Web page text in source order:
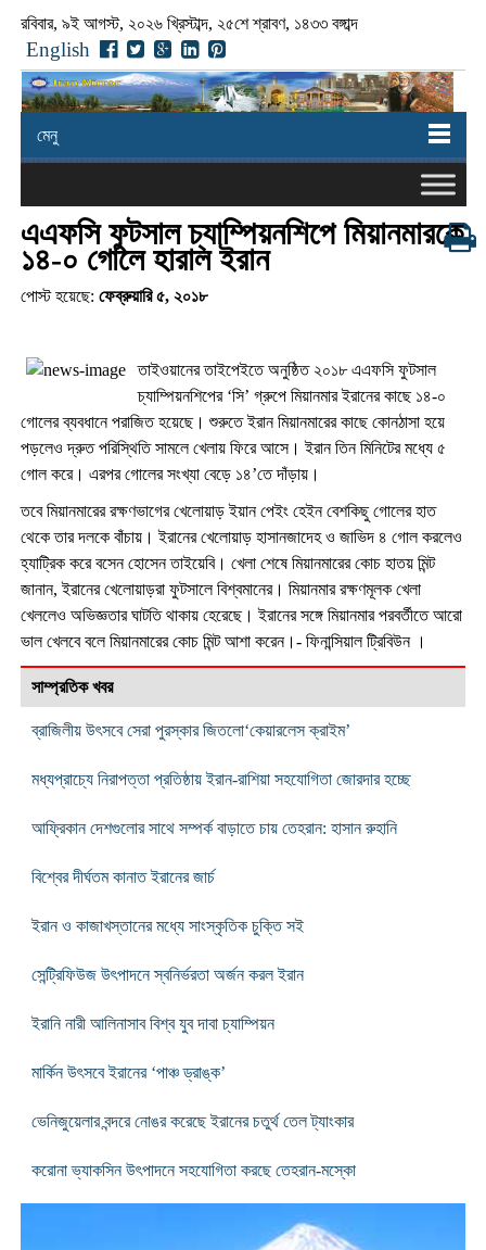
রবিবার, ৯ই আগস্ট, ২০২৬ খ্রিস্টাব্দ, ২৫শে শ্রাবণ, ১৪৩৩ বঙ্গাব্দ
English
মেনু
এএফসি ফুটসাল চ্যাম্পিয়নশিপে মিয়ানমারকে
১৪-০ গোলে হারাল ইরান
পোস্ট হয়েছে: ফেব্রুয়ারি ৫, ২০১৮
তাইওয়ানের তাইপেইতে অনুষ্ঠিত ২০১৮ এএফসি ফুটসাল
চ্যাম্পিয়নশিপের ‘সি’ গ্রুপে মিয়ানমার ইরানের কাছে ১৪-০
গোলের ব্যবধানে পরাজিত হয়েছে। শুরুতে ইরান মিয়ানমারের কাছে কোনঠাসা হয়ে
পড়লেও দ্রুত পরিস্থিতি সামলে খেলায় ফিরে আসে। ইরান তিন মিনিটের মধ্যে ৫
গোল করে। এরপর গোলের সংখ্যা বেড়ে ১৪’তে দাঁড়ায়।
তবে মিয়ানমারের রক্ষণভাগের খেলোয়াড় ইয়ান পেইং হেইন বেশকিছু গোলের হাত
থেকে তার দলকে বাঁচায়। ইরানের খেলোয়াড় হাসানজাদেহ ও জাভিদ ৪ গোল করলেও
হ্যাট্রিক করে বসেন হোসেন তাইয়েবি। খেলা শেষে মিয়ানমারের কোচ হাতয় মিন্ট
জানান, ইরানের খেলোয়াড়রা ফুটসালে বিশ্বমানের। মিয়ানমার রক্ষণমূলক খেলা
খেললেও অভিজ্ঞতার ঘাটতি থাকায় হেরেছে। ইরানের সঙ্গে মিয়ানমার পরবর্তীতে আরো
ভাল খেলবে বলে মিয়ানমারের কোচ মিন্ট আশা করেন।- ফিনান্সিয়াল ট্রিবিউন ।
সাম্প্রতিক খবর
ব্রাজিলীয় উৎসবে সেরা পুরস্কার জিতলো‘কেয়ারলেস ক্রাইম’
মধ্যপ্রাচ্যে নিরাপত্তা প্রতিষ্ঠায় ইরান-রাশিয়া সহযোগিতা জোরদার হচ্ছে
আফ্রিকান দেশগুলোর সাথে সম্পর্ক বাড়াতে চায় তেহরান: হাসান রুহানি
বিশ্বের দীর্ঘতম কানাত ইরানের জার্চ
ইরান ও কাজাখস্তানের মধ্যে সাংস্কৃতিক চুক্তি সই
সেন্ট্রিফিউজ উৎপাদনে স্বনির্ভরতা অর্জন করল ইরান
ইরানি নারী আলিনাসাব বিশ্ব যুব দাবা চ্যাম্পিয়ন
মার্কিন উৎসবে ইরানের ‘পাঞ্চ ড্রাঙ্ক’
ভেনিজুয়েলার বন্দরে নোঙর করেছে ইরানের চতুর্থ তেল ট্যাংকার
করোনা ভ্যাকসিন উৎপাদনে সহযোগিতা করছে তেহরান-মস্কো